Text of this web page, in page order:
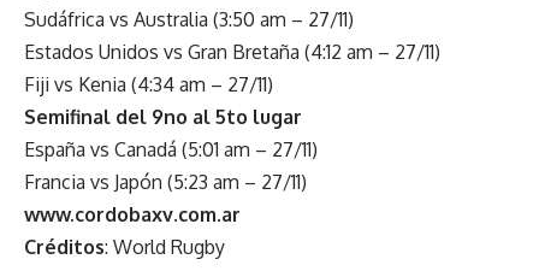
Sudáfrica vs Australia (3:50 am – 27/11)
Estados Unidos vs Gran Bretaña (4:12 am – 27/11)
Fiji vs Kenia (4:34 am – 27/11)
Semifinal del 9no al 5to lugar
España vs Canadá (5:01 am – 27/11)
Francia vs Japón (5:23 am – 27/11)
www.cordobaxv.com.ar
Créditos: World Rugby